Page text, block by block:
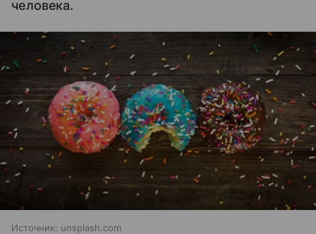
человека.
Источник: unsplash.com